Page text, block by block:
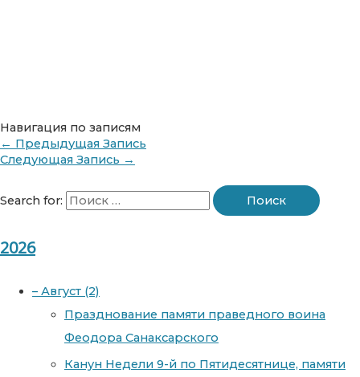
Search for:
2026
– Август (2)
Празднование памяти праведного воина
Феодора Санаксарского
Канун Недели 9-й по Пятидесятнице, памяти
Навигация по записям
← Предыдущая Запись
Следующая Запись →